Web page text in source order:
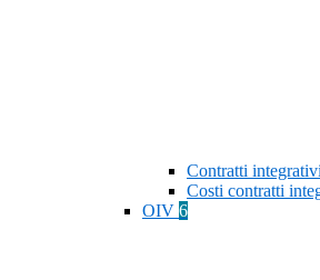
Contratti integrativi
Costi contratti
OIV 6